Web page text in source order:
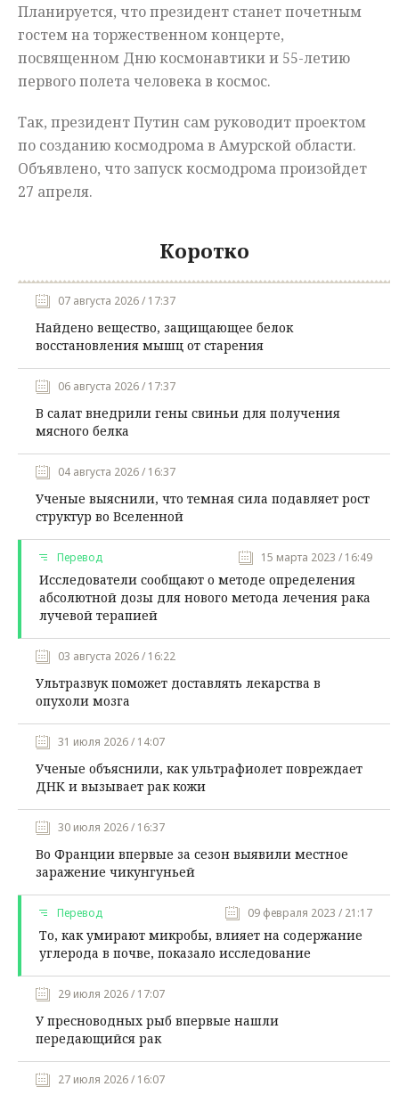
Планируется, что президент станет почетным
гостем на торжественном концерте,
посвященном Дню космонавтики и 55-летию
первого полета человека в космос.
Так, президент Путин сам руководит проектом
по созданию космодрома в Амурской области.
Объявлено, что запуск космодрома произойдет
27 апреля.
Коротко
07 августа 2026 / 17:37
Найдено вещество, защищающее белок
восстановления мышц от старения
06 августа 2026 / 17:37
В салат внедрили гены свиньи для получения
мясного белка
04 августа 2026 / 16:37
Ученые выяснили, что темная сила подавляет рост
структур во Вселенной
Перевод 15 марта 2023 / 16:49
Исследователи сообщают о методе определения
абсолютной дозы для нового метода лечения рака
лучевой терапией
03 августа 2026 / 16:22
Ультразвук поможет доставлять лекарства в
опухоли мозга
31 июля 2026 / 14:07
Ученые объяснили, как ультрафиолет повреждает
ДНК и вызывает рак кожи
30 июля 2026 / 16:37
Во Франции впервые за сезон выявили местное
заражение чикунгуньей
Перевод 09 февраля 2023 / 21:17
То, как умирают микробы, влияет на содержание
углерода в почве, показало исследование
29 июля 2026 / 17:07
У пресноводных рыб впервые нашли
передающийся рак
27 июля 2026 / 16:07